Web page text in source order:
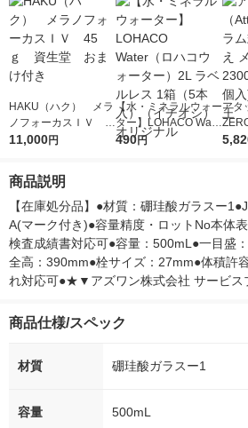
HAKU（ハク） メラ
ノフォーカスＩＶ 4
5ｇ 資生堂 おまけ
11,000円
【水・ミネラルウォー
ター】LOHACO Wate
r（ロハコウォータ
490円
アタ
詰め
商品説明
【在庫処分品】●材質：硼珪酸ガラスー
A(マーク付き)●容量精度・ロットNo本体
検査成績書対応可●容量：500mL●一目盛
全高：390mm●栓サイズ：27mm●体積許
れ対応可●★▼アズワン株式会社 サービス
商品仕様/スペック
材質 硼珪酸ガラスー1
容量 500mL